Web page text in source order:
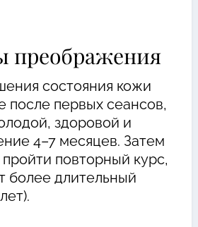
преображения
состояния кожи
после первых сеансов,
здоровой и
4–7 месяцев. Затем
повторный курс,
более длительный